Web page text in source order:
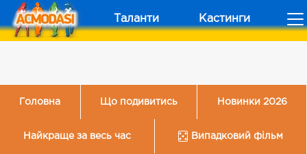
Таланти Кастинги
Головна Що подивитись Новинки 2026
Найкраще за весь час Випадковий фільм